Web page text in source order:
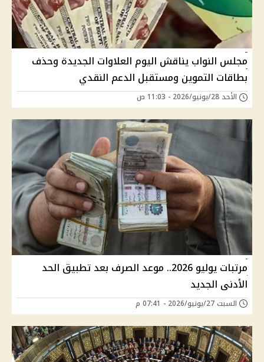
مجلس النواب يناقش اليوم العلاوات الجديدة وحذف
بطاقات التموين ومستقبل الدعم النقدي
الأحد 28/يونيو/2026 - 11:03 ص
مرتبات يوليو 2026.. موعد الصرف بعد تطبيق الحد
الأدنى الجديد
السبت 27/يونيو/2026 - 07:41 م